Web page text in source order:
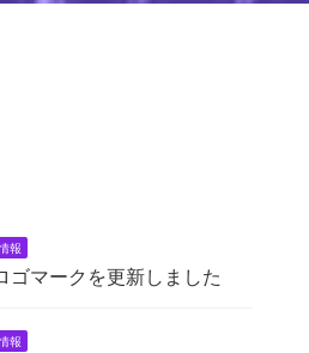
報
ゴマークを更新しました
報